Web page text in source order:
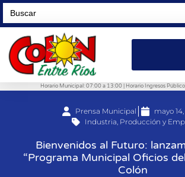
Search
for:
Horario Municipal: 07:00 a 13:00 | Horario Ingresos
Prensa Municipal
mayo
Industria, Producción y
Bienvenidos al Futuro:
“Programa Municipal Oficios
Colón